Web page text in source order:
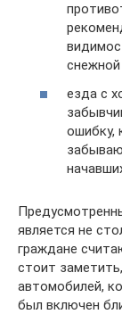
езда с
ошибку,
является не
граждане
стоит
автомобилей,
был включен